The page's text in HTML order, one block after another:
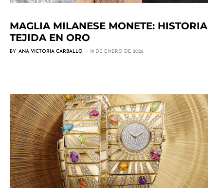
MAGLIA MILANESE MONETE: HISTORIA
TEJIDA EN ORO
BY ANA VICTORIA CARBALLO 19 DE ENERO DE 2026